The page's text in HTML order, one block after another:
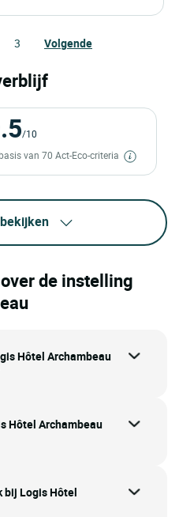
3 Volgende
/10
van 70 Act-Eco-criteria
de instelling
Hôtel Archambeau
Hôtel Archambeau
bij Logis Hôtel